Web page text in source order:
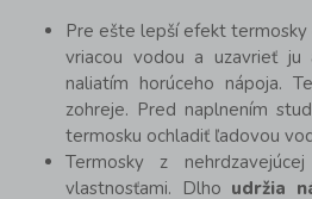
Pre ešte lepší efekt
vriacou vodou a uzavrieť
naliatím horúceho nápoja.
zohreje. Pred naplnením
termosku ochladiť ľadovou
Termosky z
vlastnosťami. Dlho udržia